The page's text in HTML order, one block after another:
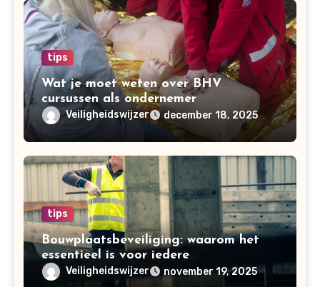
tips
Wat je moet weten over BHV
cursussen als ondernemer
Veiligheidswijzer december 18, 2025
tips
Bouwplaatsbeveiliging: waarom het
essentieel is voor iedere
bouwonderneming
Veiligheidswijzer november 19, 2025